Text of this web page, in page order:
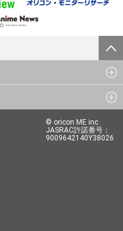
© oricon ME inc.
JASRAC許諾番号：
9009642140Y38026